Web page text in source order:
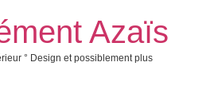
Azaïs
° Design et possiblement plus